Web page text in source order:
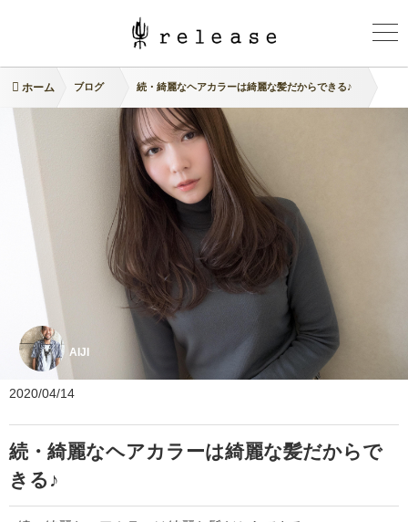
ホーム ブログ 続・綺麗なヘアカラーは綺麗な髪だからできる♪
AIJI
2020/04/14
続・綺麗なヘアカラーは綺麗な髪だからで
きる♪